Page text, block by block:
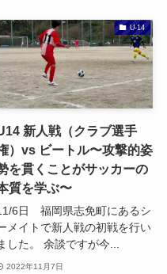
U-14
新人戦（クラブ選手
）vs ビートル〜攻撃的姿
を貫くことがサッカーの
質を学ぶ〜
6日 福岡県志免町にあるシ
メイトで新人戦の初戦を行い
した。 余談ですが今...
2022年11月7日